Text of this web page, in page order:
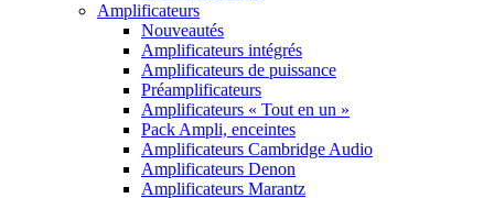
Amplificateurs
Nouveautés
Amplificateurs intégrés
Amplificateurs de puissance
Préamplificateurs
Amplificateurs « Tout en un »
Pack Ampli, enceintes
Amplificateurs Cambridge Audio
Amplificateurs Denon
Amplificateurs Marantz